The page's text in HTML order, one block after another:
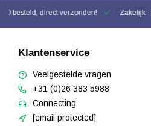
besteld, direct verzonden! Zakelijk -
Klantenservice
Veelgestelde vragen
+31 (0)26 383 5988
Connecting
[email protected]